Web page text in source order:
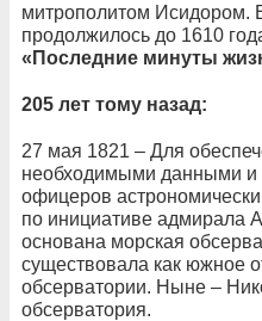
митрополитом Исидором.
продолжилось до 1610
«Последние минуты
205 лет тому назад:
27 мая 1821 – Для
необходимыми данными и
офицеров
по инициативе адмирала
основана морская
существовала как южное
обсерватории. Ныне –
обсерватория.